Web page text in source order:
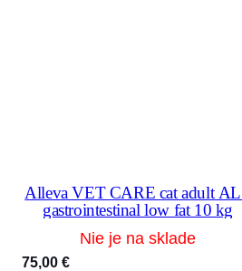
Alleva VET CARE cat adult
gastrointestinal low fat 10 kg
Nie je na sklade
75,00 €